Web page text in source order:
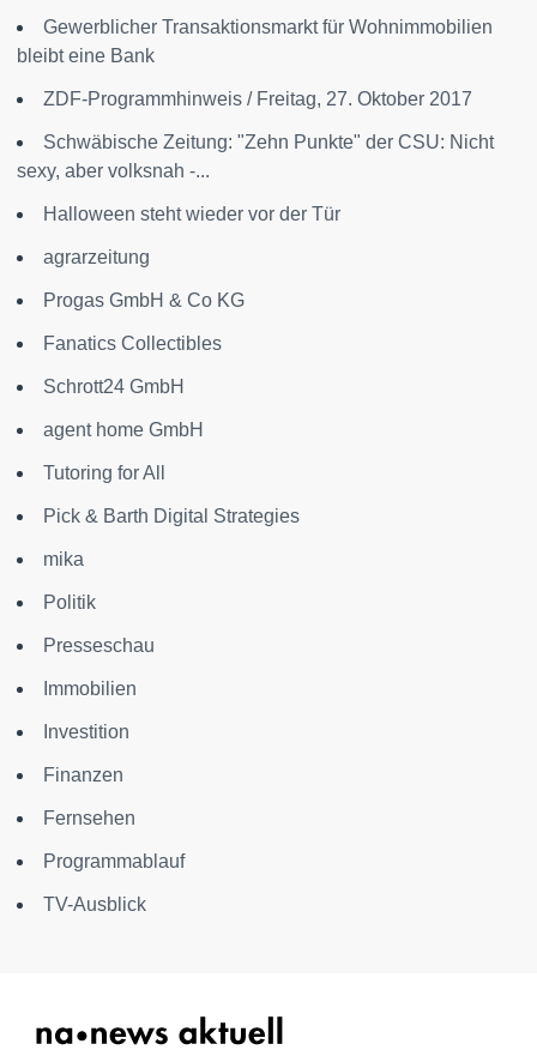
Gewerblicher Transaktionsmarkt für Wohnimmobilien
bleibt eine Bank
ZDF-Programmhinweis / Freitag, 27. Oktober 2017
Schwäbische Zeitung: "Zehn Punkte" der CSU: Nicht
sexy, aber volksnah -...
Halloween steht wieder vor der Tür
agrarzeitung
Progas GmbH & Co KG
Fanatics Collectibles
Schrott24 GmbH
agent home GmbH
Tutoring for All
Pick & Barth Digital Strategies
mika
Politik
Presseschau
Immobilien
Investition
Finanzen
Fernsehen
Programmablauf
TV-Ausblick